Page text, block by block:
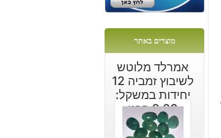
מוצרים באתר
אמרלד מלוטש
לשיבוץ זמביה 12
יחידות במשקל:
8.20 קרט